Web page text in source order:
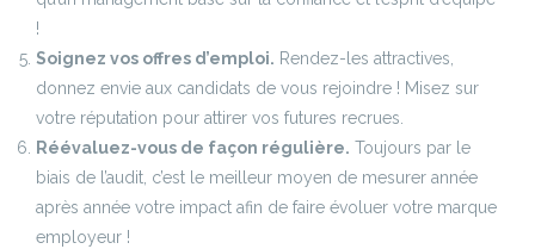
!
Soignez vos offres d’emploi. Rendez-les attractives,
donnez envie aux candidats de vous rejoindre ! Misez sur
votre réputation pour attirer vos futures recrues.
Réévaluez-vous de façon régulière. Toujours par le
biais de l’audit, c’est le meilleur moyen de mesurer année
après année votre impact afin de faire évoluer votre marque
employeur !